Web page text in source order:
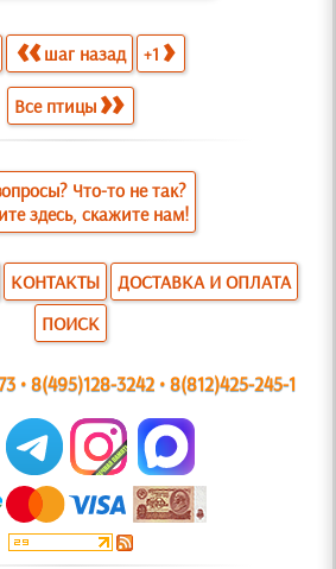
шаг назад +1
Все птицы
Что-то не так?
здесь, скажите нам!
КОНТАКТЫ
ДОСТАВКА И ОПЛАТА
ПОИСК
•8(495)128-3242•8(812)425-245-1